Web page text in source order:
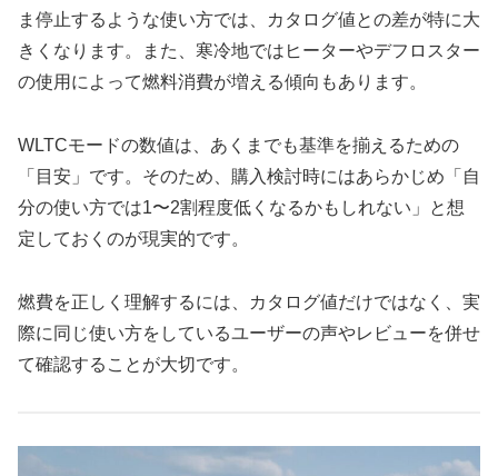
ま停止するような使い方では、カタログ値との差が特に大
きくなります。また、寒冷地ではヒーターやデフロスター
の使用によって燃料消費が増える傾向もあります。
WLTCモードの数値は、あくまでも基準を揃えるための
「目安」です。そのため、購入検討時にはあらかじめ「自
分の使い方では1〜2割程度低くなるかもしれない」と想
定しておくのが現実的です。
燃費を正しく理解するには、カタログ値だけではなく、実
際に同じ使い方をしているユーザーの声やレビューを併せ
て確認することが大切です。